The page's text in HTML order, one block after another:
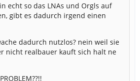
echt so das LNAs und Orgls auf
gibt es dadurch irgend einen
dadurch nutzlos? nein weil sie
nicht realbauer kauft sich halt ne